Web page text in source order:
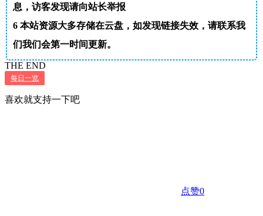
息，访客发现请向站长举报
6本站资源大多存储在云盘，如发现链接失效，请联系我
们我们会第一时间更新。
THE END
每日一览
喜欢就支持一下吧
点赞0